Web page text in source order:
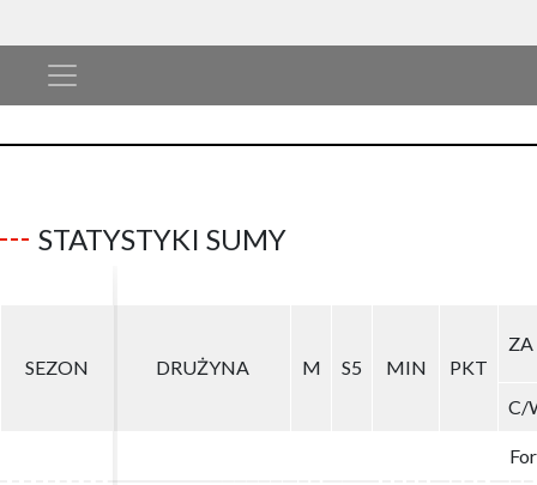
STATYSTYKI SUMY
SEZON DRUŻYNA M S5 MIN PKT
ZA
C/
SEZON DRUŻYNA M S5 MIN PKT
ZA
C/